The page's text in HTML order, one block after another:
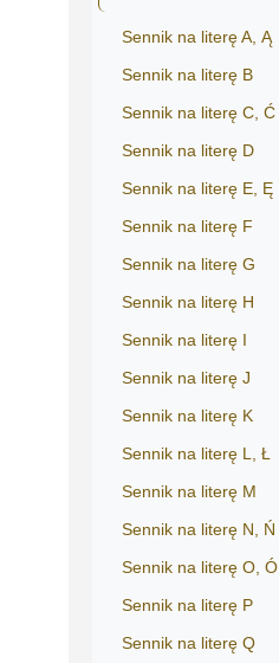
Sennik na literę A, Ą
Sennik na literę B
Sennik na literę C, Ć
Sennik na literę D
Sennik na literę E, Ę
Sennik na literę F
Sennik na literę G
Sennik na literę H
Sennik na literę I
Sennik na literę J
Sennik na literę K
Sennik na literę L, Ł
Sennik na literę M
Sennik na literę N, Ń
Sennik na literę O, Ó
Sennik na literę P
Sennik na literę Q